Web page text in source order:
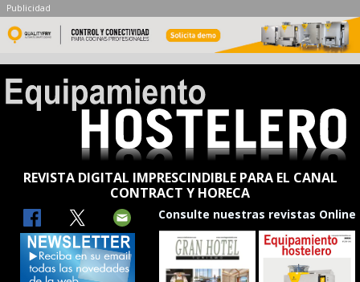
Publicidad
REVISTA DIGITAL IMPRESCINDIBLE PARA EL CANAL
CONTRACT Y HORECA
Consulte nuestras revistas Online